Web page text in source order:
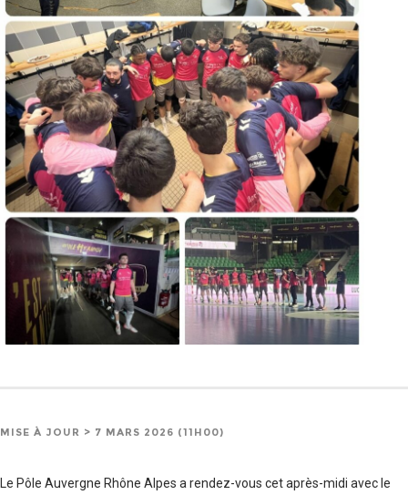
MISE À JOUR > 7 MARS 2026 (11H00)
Le Pôle Auvergne Rhône Alpes a rendez-vous cet après-midi avec le